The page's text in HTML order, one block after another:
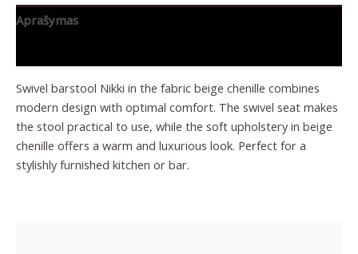
Aprašymas
Swivel barstool Nikki in the fabric beige chenille combines
modern design with optimal comfort. The swivel seat makes
the stool practical to use, while the soft upholstery in beige
chenille offers a warm and luxurious look. Perfect for a
stylishly furnished kitchen or bar.